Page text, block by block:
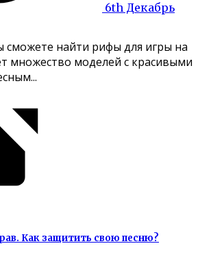
6th Декабрь
сможете найти рифы для игры на
множество моделей с красивыми
Как защитить свою песню?